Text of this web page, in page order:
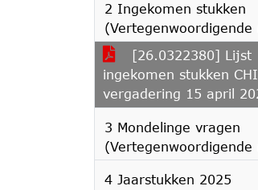
2 Ingekomen stukken
(Vertegenwoordigende
[26.0322380] Lijst
ingekomen stukken CHI
vergadering 15 april
3 Mondelinge vragen
(Vertegenwoordigende
4 Jaarstukken 2025